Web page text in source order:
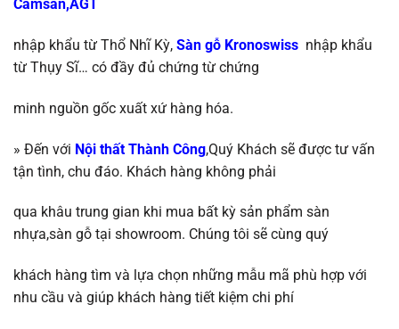
Camsan,AGT
nhập khẩu từ Thổ Nhĩ Kỳ, Sàn gỗ Kronoswiss nhập khẩu
từ Thụy Sĩ… có đầy đủ chứng từ chứng
minh nguồn gốc xuất xứ hàng hóa.
» Đến với Nội thất Thành Công,Quý Khách sẽ được tư vấn
tận tình, chu đáo. Khách hàng không phải
qua khâu trung gian khi mua bất kỳ sản phẩm sàn
nhựa,sàn gỗ tại showroom. Chúng tôi sẽ cùng quý
khách hàng tìm và lựa chọn những mẫu mã phù hợp với
nhu cầu và giúp khách hàng tiết kiệm chi phí